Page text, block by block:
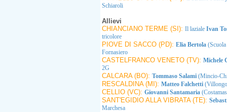
Schiaroli
Allievi
CHIANCIANO TERME (SI): Il laziale Ivan
tricolore
PIOVE DI SACCO (PD): Elia Bertola
Fornasiero
CASTELFRANCO VENETO (TV): Michele
2G
CALCARA (BO): Tommaso Salami (Mincio-
RESCALDINA (MI): Matteo Falchetti
CELLIO (VC): Giovanni Santamaria
SANT'EGIDIO ALLA VIBRATA (TE):
Marchesa